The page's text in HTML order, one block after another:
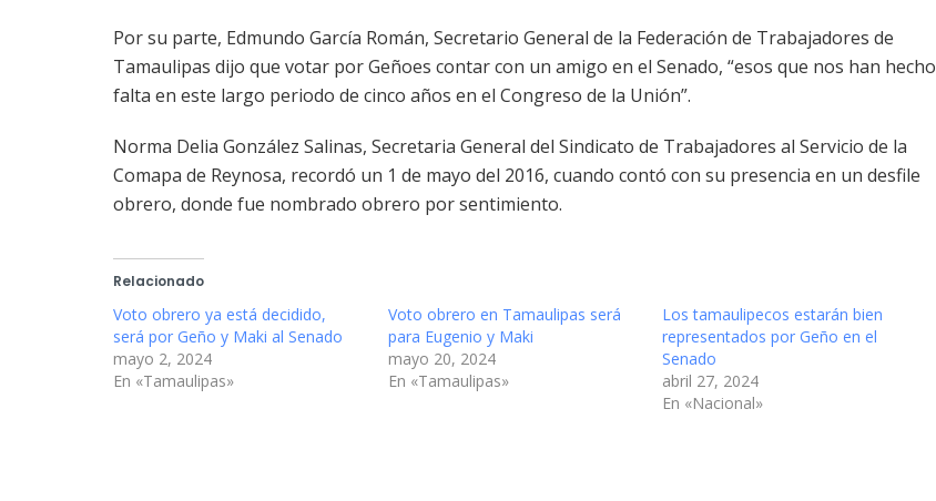
Por su parte, Edmundo García Román, Secretario General de la Federación de Trabajadores de
Tamaulipas dijo que votar por Geñoes contar con un amigo en el Senado, “esos que nos han hecho
falta en este largo periodo de cinco años en el Congreso de la Unión”.
Norma Delia González Salinas, Secretaria General del Sindicato de Trabajadores al Servicio de la
Comapa de Reynosa, recordó un 1 de mayo del 2016, cuando contó con su presencia en un desfile
obrero, donde fue nombrado obrero por sentimiento.
Relacionado
Voto obrero ya está decidido,
será por Geño y Maki al Senado
mayo 2, 2024
En «Tamaulipas»
Voto obrero en Tamaulipas será
para Eugenio y Maki
mayo 20, 2024
En «Tamaulipas»
Los tamaulipecos estarán bien
representados por Geño en el
Senado
abril 27, 2024
En «Nacional»